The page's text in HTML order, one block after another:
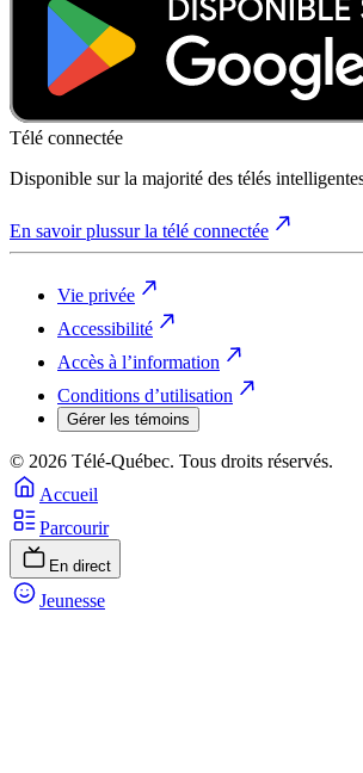
Télé connectée
Disponible sur la majorité des télés
En savoir plussur la télé connectée
Vie privée
Accessibilité
Accès à l’information
Conditions d’utilisation
Gérer les témoins
© 2026 Télé-Québec. Tous droits réservés.
Accueil
Parcourir
En direct
Jeunesse